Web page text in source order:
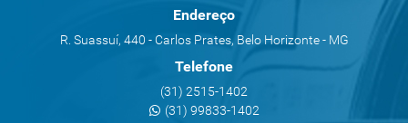
Endereço
R. Suassuí, 440 - Carlos Prates, Belo Horizonte - MG
Telefone
(31) 2515-1402
(31) 99833-1402